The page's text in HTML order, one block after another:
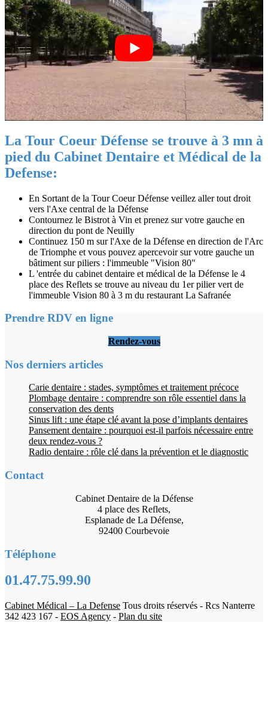
La Tour Coeur Défense se trouve à 3 mn à
pied du Cabinet Dentaire et Médical de la
Defense:
En Sortant de la Tour Coeur Défense veillez aller tout droit
vers l'Axe central de la Défense
Contournez le Bistrot à Vin et prenez sur votre gauche en
direction du pont de Neuilly
Continuez 150 m sur l'Axe de la Défense en direction de l'Arc
de Triomphe et vous pouvez apercevoir sur votre gauche un
bâtiment sur piliers : l'immeuble "Vision 80"
L 'entrée du cabinet dentaire et médical de la Défense le 4
place des Reflets se trouve au niveau du 1er pilier vert de
l'immeuble Vision 80 à 3 m du restaurant La Safranée
Prendre RDV en ligne
Rendez-vous
Nos derniers articles
Carie dentaire : stades, symptômes et traitement précoce
Plombage dentaire : comprendre son rôle essentiel dans la
conservation des dents
Sinus lift : une étape clé avant la pose d’implants dentaires
Pansement dentaire : pourquoi est-il parfois nécessaire entre
deux rendez-vous ?
Radio dentaire : rôle clé dans la prévention et le diagnostic
Contact
Cabinet Dentaire de la Défense
4 place des Reflets,
Esplanade de La Défense,
92400 Courbevoie
Téléphone
01.47.75.99.90
Cabinet Médical – La Defense Tous droits réservés - Rcs Nanterre
342 423 167 - EOS Agency - Plan du site